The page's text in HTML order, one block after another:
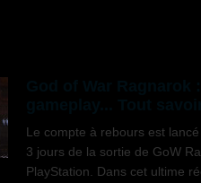
Le compte à rebours est
3 jours de la sortie de GoW
PlayStation. Dans cet ultime